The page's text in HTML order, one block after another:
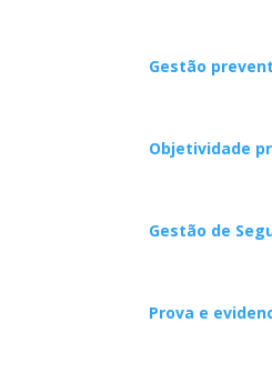
Gestão
Objetividade
Gestão de
Prova e